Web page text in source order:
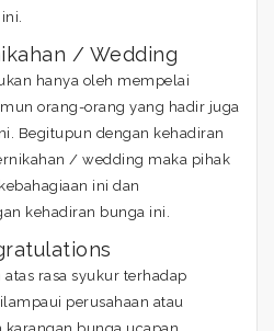
/ Wedding
hanya oleh mempelai
orang-orang yang hadir juga
Begitupun dengan kehadiran
/ wedding maka pihak
ini dan
kehadiran bunga ini.
rasa syukur terhadap
perusahaan atau